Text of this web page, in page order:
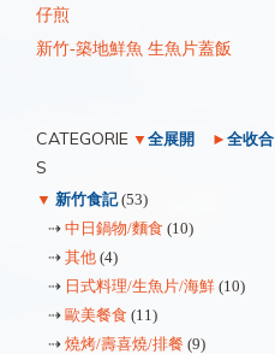
仔煎
新竹-築地鮮魚 生魚片蓋飯
▼ 全展開 ► 全收合
CATEGORIE
S
▼ 新竹食記(53)
⇢ 中日鍋物/麵食 (10)
⇢ 其他 (4)
⇢ 日式料理/生魚片/海鮮 (10)
⇢ 歐美餐食 (11)
⇢ 燒烤/壽喜燒/排餐 (9)